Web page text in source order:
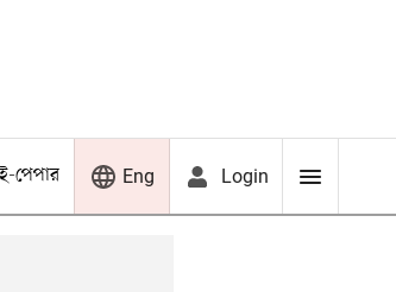
ই-পেপার Eng Login